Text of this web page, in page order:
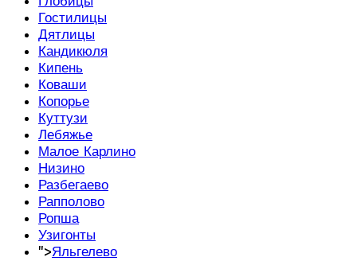
Гостилицы
Дятлицы
Кандикюля
Кипень
Коваши
Копорье
Куттузи
Лебяжье
Малое Карлино
Низино
Разбегаево
Рапполово
Ропша
Узигонты
">Яльгелево